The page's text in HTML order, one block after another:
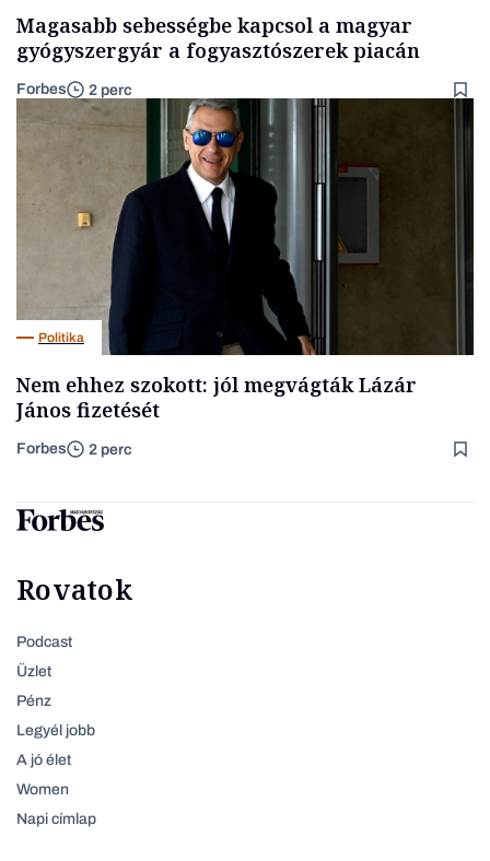
Magasabb sebességbe kapcsol a magyar
gyógyszergyár a fogyasztószerek piacán
Forbes 2 perc
Politika
Nem ehhez szokott: jól megvágták Lázár
János fizetését
Forbes 2 perc
Rovatok
Podcast
Üzlet
Pénz
Legyél jobb
A jó élet
Women
Napi címlap